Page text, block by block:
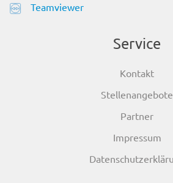
Teamviewer
Service
Kontakt
Stellenangebote
Partner
Impressum